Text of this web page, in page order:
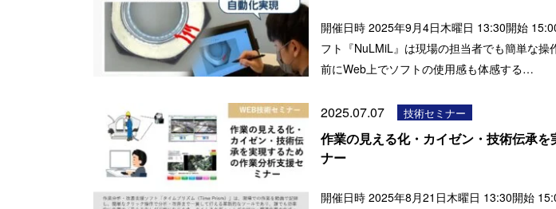
開催日時 2025年9月4日木曜日 13:30開始
フト『NuLMiL』は現場の担当者でも簡単な
前にWeb上でソフトの使用感も体感する…
2025.07.07 技術セミナー
作業の見える化・カイゼン・技術伝承
ナー
開催日時 2025年8月21日木曜日 13:30開始